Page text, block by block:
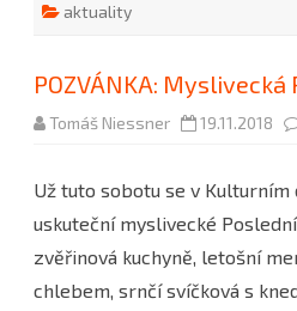
aktuality
POZVÁNKA: Myslivecká
Tomáš Niessner 19.11.2018
Už tuto sobotu se v Kulturním
uskuteční myslivecké
zvěřinová kuchyně, letošní
chlebem, srnčí svíčková s